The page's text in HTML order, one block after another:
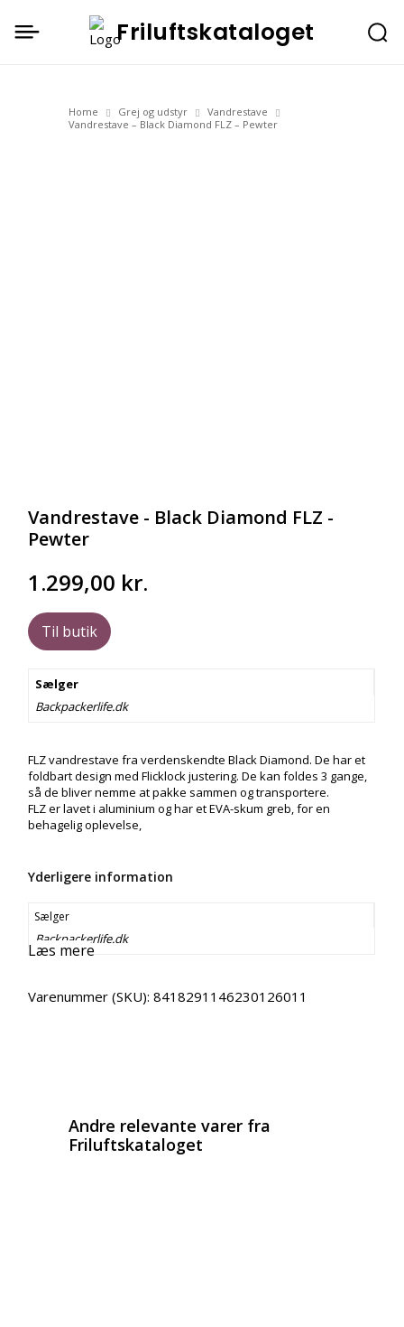
Friluftskataloget
Home Grej og udstyr
Vandrestave
Vandrestave – Black Diamond FLZ – Pewter
Vandrestave - Black Diamond FLZ -
Pewter
1.299,00 kr.
Til butik
Sælger
Backpackerlife.dk
FLZ vandrestave fra verdenskendte Black Diamond. De har et
foldbart design med Flicklock justering. De kan foldes 3 gange,
så de bliver nemme at pakke sammen og transportere.
FLZ er lavet i aluminium og har et EVA-skum greb, for en
behagelig oplevelse,
Yderligere information
Sælger
Backpackerlife.dk
Læs mere
Varenummer (SKU):8418291146230126011
Andre relevante varer fra
Friluftskataloget